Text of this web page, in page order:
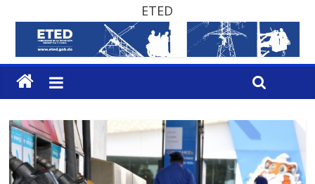
MESCyT y Universidad Albizu apoyarán rehabilitación de
reclusos
MESCyT presenta calendario de Consulta Nacional por la
Educación
ETED